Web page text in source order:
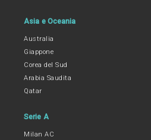
Asia e Oceania
Australia
Giappone
Corea del Sud
Arabia Saudita
Qatar
Serie A
Milan AC